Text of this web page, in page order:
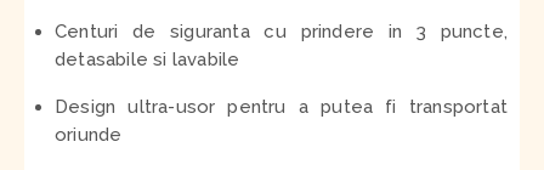
Centuri de siguranta cu prindere in 3 puncte,
detasabile si lavabile
Design ultra-usor pentru a putea fi transportat
oriunde